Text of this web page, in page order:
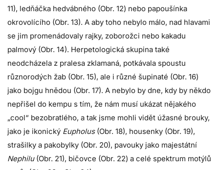
11), ledňáčka hedvábného (Obr. 12) nebo papoušínka
okrovolícího (Obr. 13). A aby toho nebylo málo, nad hlavami
se jim promenádovaly rajky, zoborožci nebo kakadu
palmový (Obr. 14). Herpetologická skupina také
neodcházela z pralesa zklamaná, potkávala spoustu
různorodých žab (Obr. 15), ale i různé šupinaté (Obr. 16)
jako bojgu hnědou (Obr. 17). A nebylo by dne, kdy by někdo
nepřišel do kempu s tím, že nám musí ukázat nějakého
„cool“ bezobratlého, a tak jsme mohli vidět úžasné brouky,
jako je ikonický Eupholus(Obr. 18), housenky (Obr. 19),
strašilky a pakobylky (Obr. 20), pavouky jako majestátní
Nephilu(Obr. 21), bičovce (Obr. 22) a celé spektrum motýlů